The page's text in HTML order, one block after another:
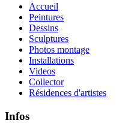
Accueil
Peintures
Dessins
Sculptures
Photos montage
Installations
Videos
Collector
Résidences d'artistes
Infos